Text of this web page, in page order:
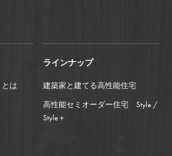
は
ラインナップ
建築家と建てる高性能住宅
高性能セミオーダー住宅 Style /
Style＋